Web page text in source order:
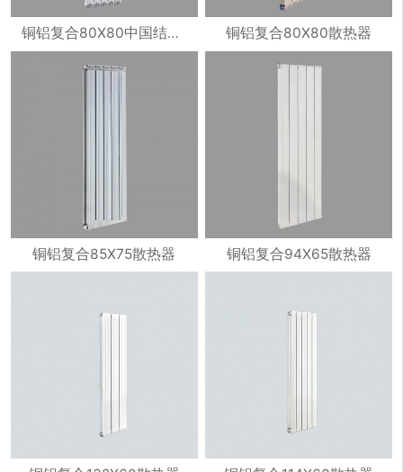
铜铝复合80X80中国结散热器 铜铝复合80X80散热器
铜铝复合85X75散热器 铜铝复合94X65散热器